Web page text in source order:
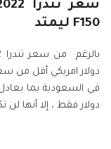
F150 ليمتد
دولار فقط ، إلا أنها لن